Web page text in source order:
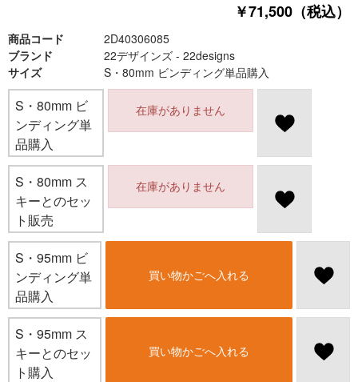
￥71,500（税込）
商品コード
2D40306085
ブランド
22デザインズ - 22designs
サイズ
S・80mm ビンディング単品購入
S・80mm ビ
ンディング単
品購入
在庫がありません
S・80mm ス
キーとのセッ
ト販売
在庫がありません
S・95mm ビ
ンディング単
品購入
買い物かごへ入れる
S・95mm ス
キーとのセッ
ト購入
買い物かごへ入れる